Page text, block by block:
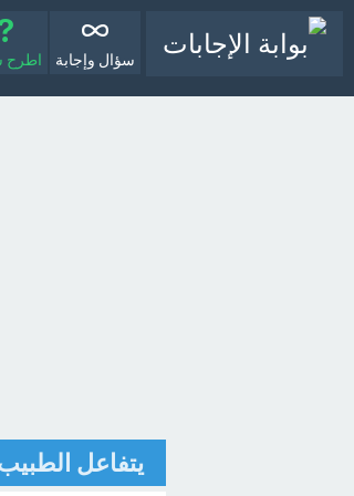
سؤال وإجابة اطرح
يتفاعل